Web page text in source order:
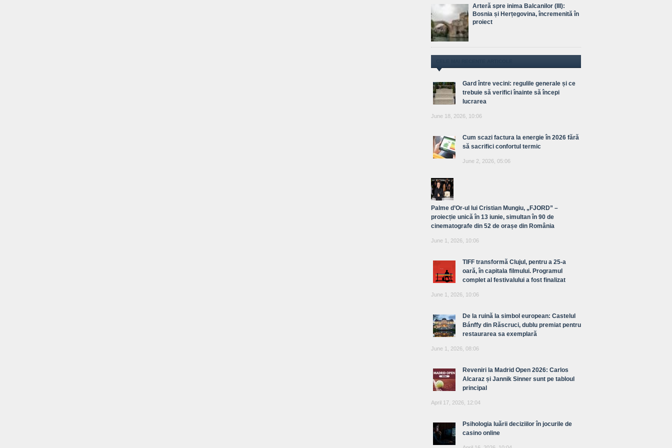
Arteră spre inima Balcanilor (III):
Bosnia și Herțegovina, încremenită în
proiect
Gard între vecini: regulile generale și ce
trebuie să verifici înainte să începi
lucrarea
June 18, 2026, 10:06
Cum scazi factura la energie în 2026 fără
să sacrifici confortul termic
June 2, 2026, 05:06
Palme d’Or-ul lui Cristian Mungiu, „FJORD” –
proiecție unică în 13 iunie, simultan în 90 de
cinematografe din 52 de orașe din România
June 1, 2026, 10:06
TIFF transformă Clujul, pentru a 25-a
oară, în capitala filmului. Programul
complet al festivalului a fost finalizat
June 1, 2026, 10:06
De la ruină la simbol european: Castelul
Bánffy din Răscruci, dublu premiat pentru
restaurarea sa exemplară
June 1, 2026, 08:06
Reveniri la Madrid Open 2026: Carlos
Alcaraz și Jannik Sinner sunt pe tabloul
principal
April 17, 2026, 12:04
Psihologia luării deciziilor în jocurile de
casino online